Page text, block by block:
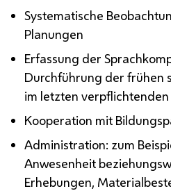
Systematische
Planungen
Erfassung der
Durchführung der frühen
im letzten
Kooperation mit
Administration: zum
Anwesenheit
Erhebungen,